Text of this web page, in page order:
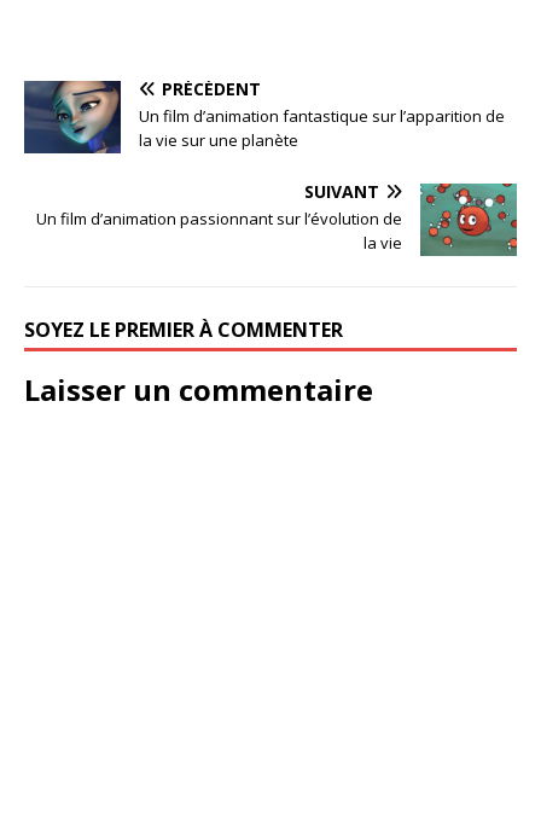
PRÉCÉDENT
Un film d’animation fantastique sur l’apparition de
la vie sur une planète
SUIVANT
Un film d’animation passionnant sur l’évolution de
la vie
SOYEZ LE PREMIER À COMMENTER
Laisser un commentaire